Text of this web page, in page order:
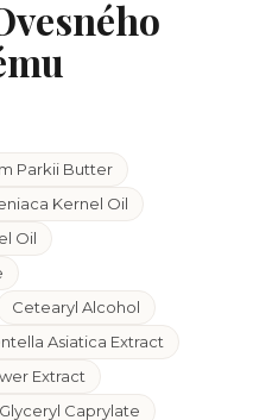
Parkii Butter
Kernel Oil
Oil
Cetearyl Alcohol
Asiatica Extract
Extract
Glyceryl Caprylate